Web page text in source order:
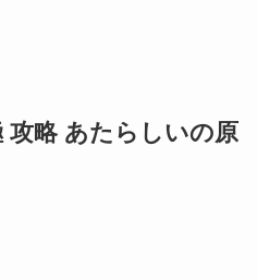
略 あたらしいの原